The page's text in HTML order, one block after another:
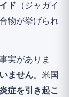
ド （ジャガイ
物が挙げられ
実がありま
ません。米国
症を引き起こ